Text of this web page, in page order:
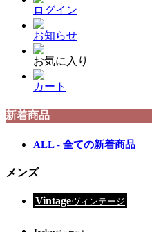
ログイン
お知らせ
お気に入り
カート
新着商品
ALL - 全ての新着商品
メンズ
Vintageヴィンテージ